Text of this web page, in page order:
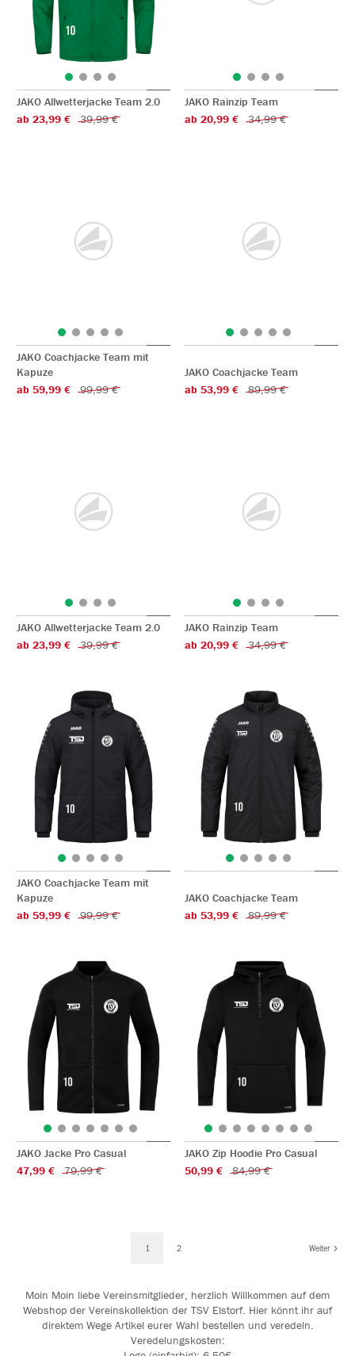
JAKO Allwetterjacke Team 2.0
ab 23,99 €
39,99 €
JAKO Rainzip Team
ab 20,99 €
34,99 €
JAKO Coachjacke Team mit
Kapuze
ab 59,99 €
99,99 €
JAKO Coachjacke Team
ab 53,99 €
89,99 €
JAKO Allwetterjacke Team 2.0
ab 23,99 €
39,99 €
JAKO Rainzip Team
ab 20,99 €
34,99 €
JAKO Coachjacke Team mit
Kapuze
ab 59,99 €
99,99 €
JAKO Coachjacke Team
ab 53,99 €
89,99 €
JAKO Jacke Pro Casual
47,99 €
79,99 €
JAKO Zip Hoodie Pro Casual
50,99 €
84,99 €
1 2 Weiter
Moin Moin liebe Vereinsmitglieder, herzlich Willkommen auf dem
Webshop der Vereinskollektion der TSV Elstorf. Hier könnt ihr auf
direktem Wege Artikel eurer Wahl bestellen und veredeln.
Veredelungskosten: